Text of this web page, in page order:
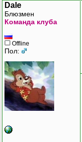
Dale
Блюзмен
Команда клуба
Offline
Пол: